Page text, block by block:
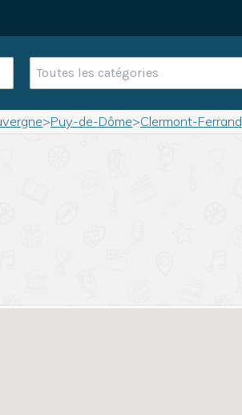
Toutes les catégories
>Puy-de-Dôme>Clermont-Ferrand